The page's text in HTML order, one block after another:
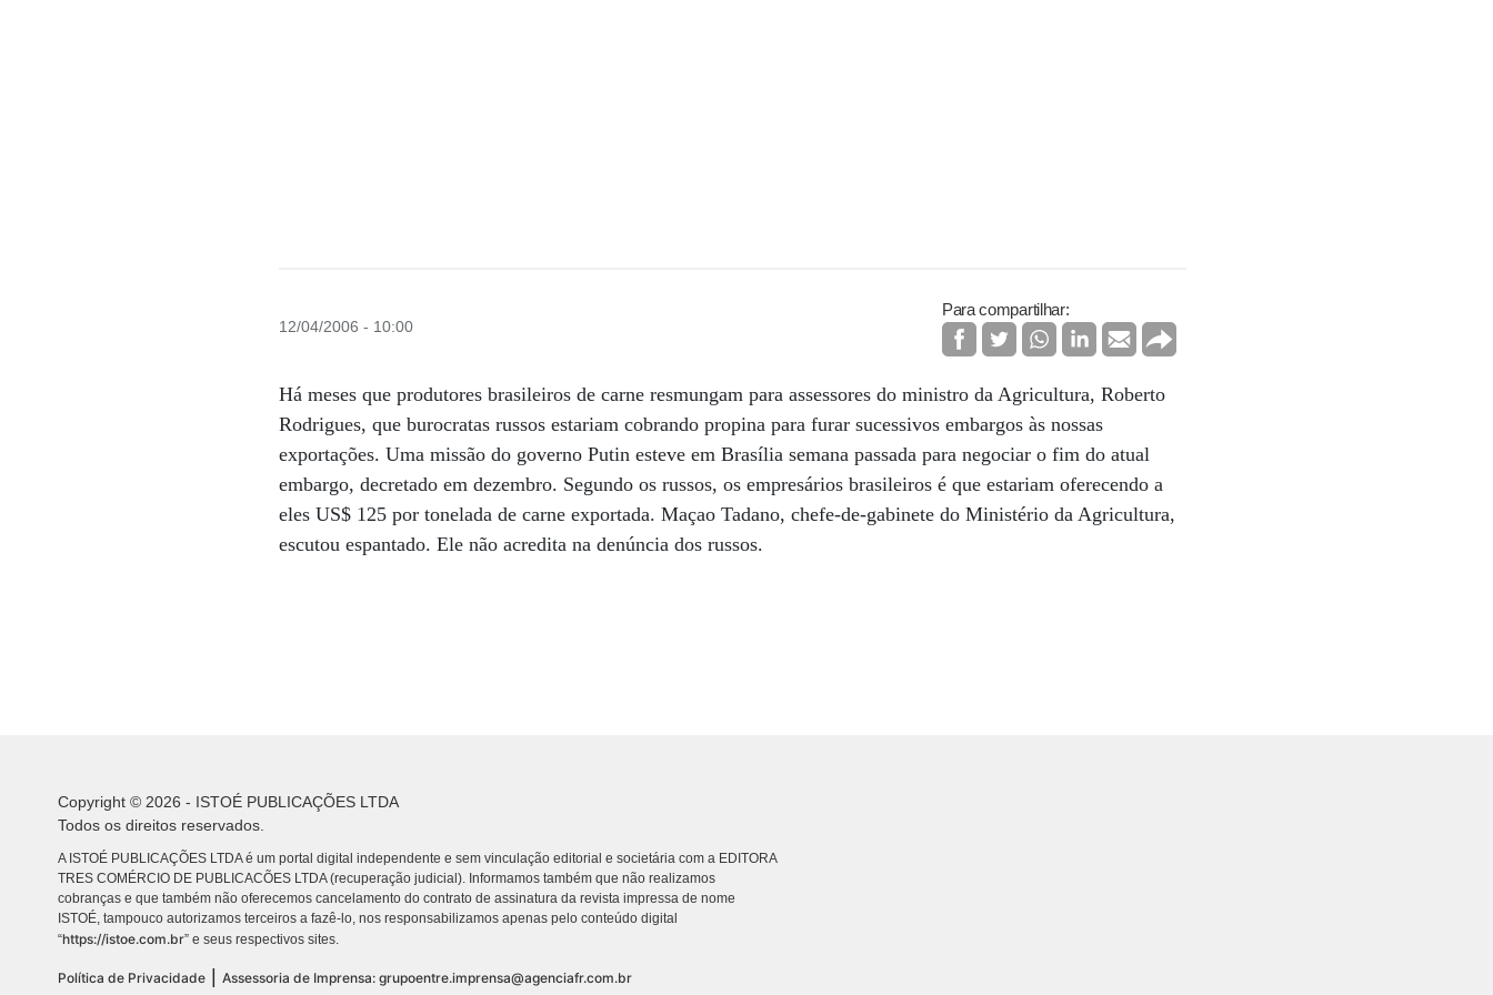
12/04/2006 - 10:00
Para compartilhar:
Há meses que produtores brasileiros de carne resmungam para assessores do ministro da Agricultura, Roberto
Rodrigues, que burocratas russos estariam cobrando propina para furar sucessivos embargos às nossas
exportações. Uma missão do governo Putin esteve em Brasília semana passada para negociar o fim do atual
embargo, decretado em dezembro. Segundo os russos, os empresários brasileiros é que estariam oferecendo a
eles US$ 125 por tonelada de carne exportada. Maçao Tadano, chefe-de-gabinete do Ministério da Agricultura,
escutou espantado. Ele não acredita na denúncia dos russos.
Copyright © 2026 - ISTOÉ PUBLICAÇÕES LTDA
Todos os direitos reservados.
A ISTOÉ PUBLICAÇÕES LTDA é um portal digital independente e sem vinculação editorial e societária com a EDITORA
TRES COMÉRCIO DE PUBLICACÕES LTDA (recuperação judicial). Informamos também que não realizamos
cobranças e que também não oferecemos cancelamento do contrato de assinatura da revista impressa de nome
ISTOÉ, tampouco autorizamos terceiros a fazê-lo, nos responsabilizamos apenas pelo conteúdo digital
“https://istoe.com.br” e seus respectivos sites.
Política de Privacidade Assessoria de Imprensa: grupoentre.imprensa@agenciafr.com.br